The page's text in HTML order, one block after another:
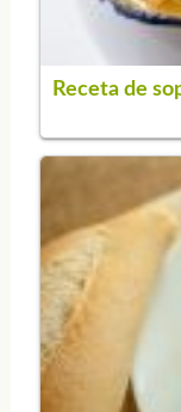
Receta de